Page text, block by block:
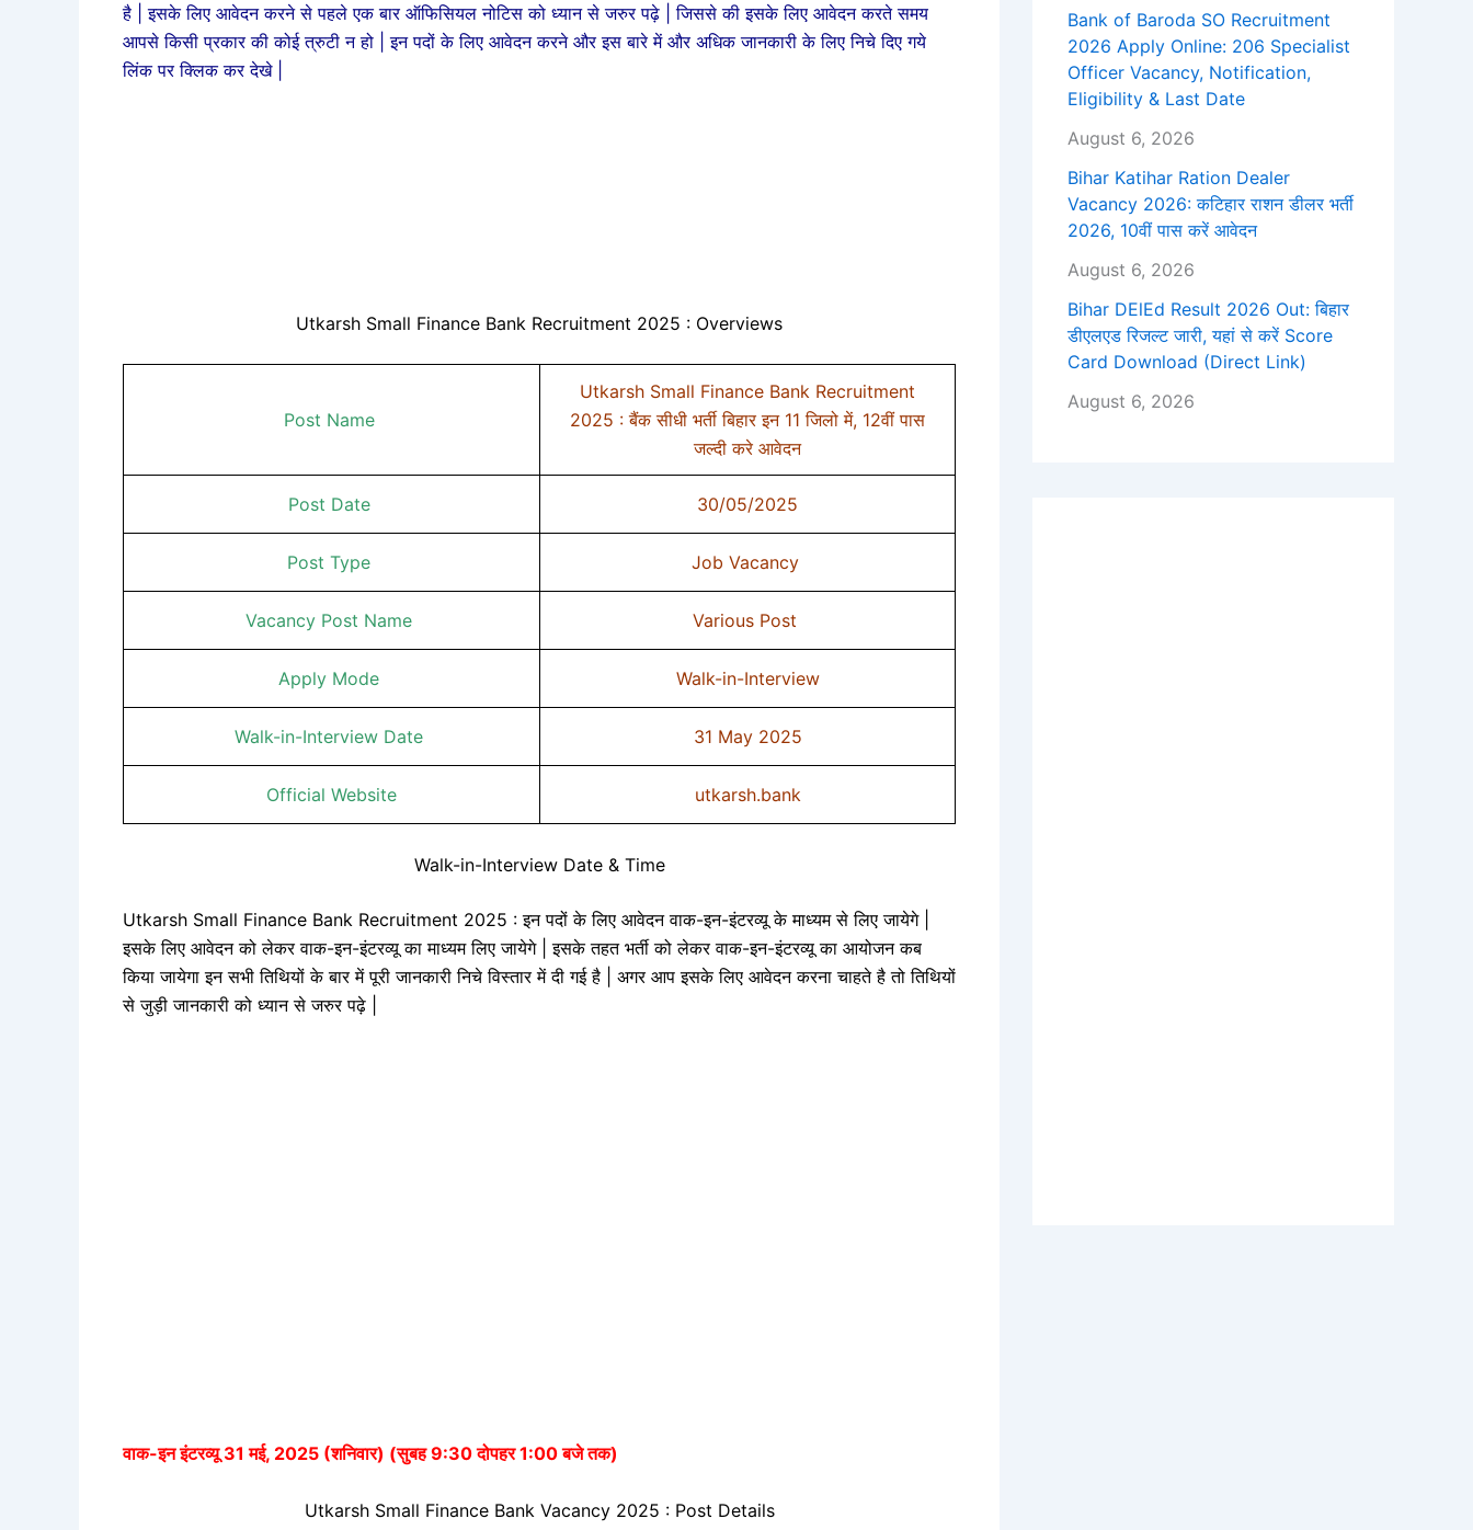
है | इसके लिए आवेदन करने से पहले एक बार ऑफिसियल नोटिस को ध्यान से जरुर पढ़े | जिससे की इसके लिए आवेदन करते समय
आपसे किसी प्रकार की कोई त्रुटी न हो | इन पदों के लिए आवेदन करने और इस बारे में और अधिक जानकारी के लिए निचे दिए गये
लिंक पर क्लिक कर देखे |
Utkarsh Small Finance Bank Recruitment 2025 : Overviews
Post Name
Utkarsh Small Finance Bank Recruitment
2025 : बैंक सीधी भर्ती बिहार इन 11 जिलो में, 12वीं पास
जल्दी करे आवेदन
Post Date 30/05/2025
Post Type Job Vacancy
Vacancy Post Name Various Post
Apply Mode Walk-in-Interview
Walk-in-Interview Date 31 May 2025
Official Website utkarsh.bank
Walk-in-Interview Date & Time
Utkarsh Small Finance Bank Recruitment 2025 : इन पदों के लिए आवेदन वाक-इन-इंटरव्यू के माध्यम से लिए जायेगे |
इसके लिए आवेदन को लेकर वाक-इन-इंटरव्यू का माध्यम लिए जायेगे | इसके तहत भर्ती को लेकर वाक-इन-इंटरव्यू का आयोजन कब
किया जायेगा इन सभी तिथियों के बार में पूरी जानकारी निचे विस्तार में दी गई है | अगर आप इसके लिए आवेदन करना चाहते है तो तिथियों
से जुड़ी जानकारी को ध्यान से जरुर पढ़े |
वाक-इन इंटरव्यू 31 मई, 2025 (शनिवार) (सुबह 9:30 दोपहर 1:00 बजे तक)
Utkarsh Small Finance Bank Vacancy 2025 : Post Details
Bank of Baroda SO Recruitment
2026 Apply Online: 206 Specialist
Officer Vacancy, Notification,
Eligibility & Last Date
August 6, 2026
Bihar Katihar Ration Dealer
Vacancy 2026: कटिहार राशन डीलर भर्ती
2026, 10वीं पास करें आवेदन
August 6, 2026
Bihar DElEd Result 2026 Out: बिहार
डीएलएड रिजल्ट जारी, यहां से करें Score
Card Download (Direct Link)
August 6, 2026